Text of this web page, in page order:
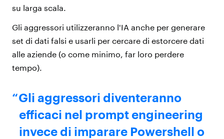
su larga scala.
Gli aggressori utilizzeranno l'IA anche per generare
set di dati falsi e usarli per cercare di estorcere dati
alle aziende (o come minimo, far loro perdere
tempo).
Gli aggressori diventeranno
efficaci nel prompt engineering
invece di imparare Powershell o